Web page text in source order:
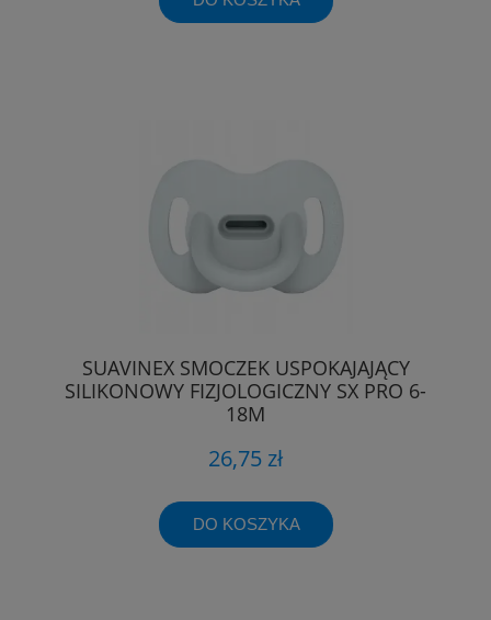
SUAVINEX SMOCZEK USPOKAJAJĄCY
SILIKONOWY FIZJOLOGICZNY SX PRO 6-
18M
26,75 zł
DO KOSZYKA